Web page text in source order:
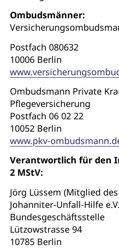
Ombudsmänner:
Postfach 080632
10006 Berlin
Ombudsmann Private
Pflegeversicherung
Postfach 06 02 22
10052 Berlin
www.pkv-
Verantwortlich für den
2 MStV:
Jörg Lüssem (Mitglied
Johanniter-Unfall-Hilfe e.V.
Bundesgeschäftsstelle
Lützowstrasse 94
10785 Berlin